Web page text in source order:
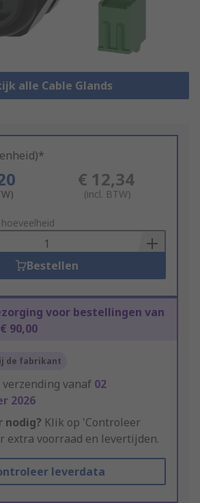
alle Cable Glands
€ 12,34
(incl. BTW)
Bestellen
voor bestellingen van
90,00
de fabrikant
verzending vanaf 02
2026
nodig? Klik op 'Controleer
extra voorraad en levertijden.
leverdata